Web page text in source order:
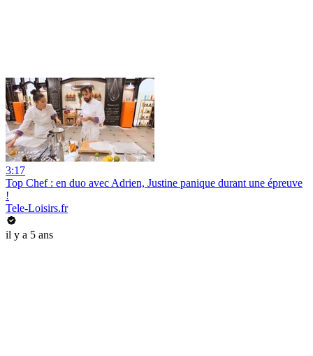
3:17
Top Chef : en duo avec Adrien, Justine panique durant une épreuve
!
Tele-Loisirs.fr
il y a 5 ans